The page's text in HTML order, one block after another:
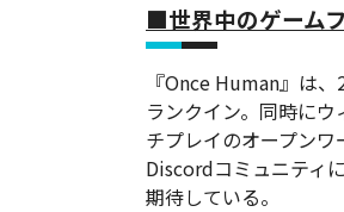
■世界中のゲーム
『Once Human』は
ランクイン。同時に
チプレイのオープン
Discordコミュニティ
期待している。